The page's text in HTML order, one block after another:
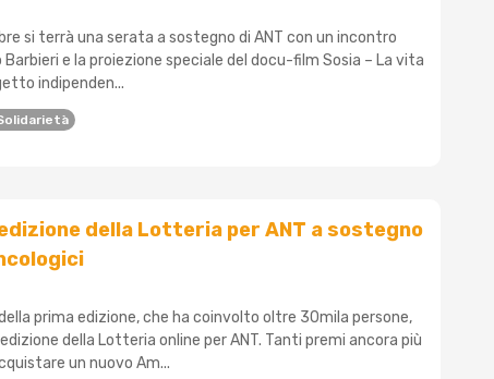
si terrà una serata a sostegno di ANT con un incontro
e la proiezione speciale del docu-film Sosia – La vita
indipenden...
della Lotteria per ANT a sostegno
prima edizione, che ha coinvolto oltre 30mila persone,
della Lotteria online per ANT. Tanti premi ancora più
un nuovo Am...